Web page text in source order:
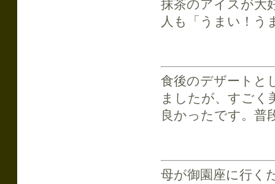
抹茶のアイスが大
人も「うまい！う
食後のデザートと
ましたが、すごく
良かったです。普
母が御園座に行く